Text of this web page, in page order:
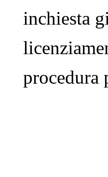
inchiesta
procedura